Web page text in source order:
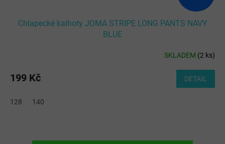
Chlapecké kalhoty JOMA STRIPE LONG PANTS NAVY
BLUE
SKLADEM (2 ks)
199 Kč DETAIL
128 140